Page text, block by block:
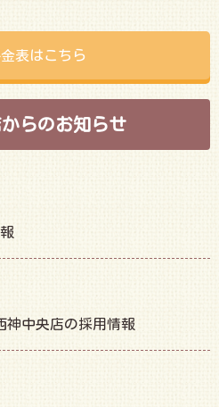
表はこちら
らのお知らせ
神中央店の採用情報